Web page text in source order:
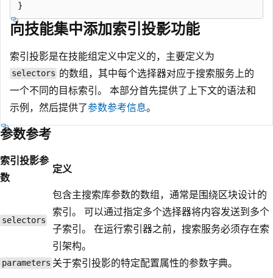
向技能集中添加索引投影功能
索引投影是在技能组定义中定义的，主要定义为
selectors 的数组，其中每个选择器对应于搜索服务上的
一个不同的目标索引。 本部分首先提供了上下文的语法和
示例，然后提供了参数参考信息。
参数参考
索引投影参
数
定义
selectors
包含主搜索库参数的数组，通常是围绕区块设计的
索引。 可以通过指定多个选择器将内容发送到多个
子索引。 在运行索引器之前，搜索服务必须存在索
引架构。
parameters 关于索引投影的特定配置属性的参数字典。